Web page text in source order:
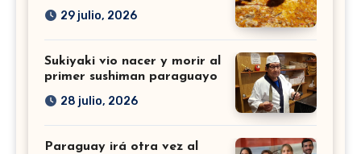
29 julio, 2026
Sukiyaki vio nacer y morir al
primer sushiman paraguayo
28 julio, 2026
Paraguay irá otra vez al